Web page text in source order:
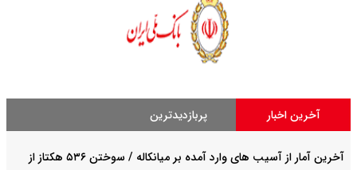
آخرین اخبار پربازدیدترین
آخرین آمار از آسیب های وارد آمده بر میانکاله / سوختن ۵۳۶ هکتاز از